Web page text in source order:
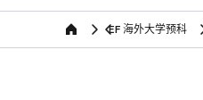
Home EF 海外大学预科